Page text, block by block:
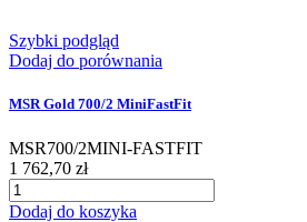
Szybki podgląd
Dodaj do porównania
MSR Gold 700/2 MiniFastFit
MSR700/2MINI-FASTFIT
1 762,70 zł
Dodaj do koszyka